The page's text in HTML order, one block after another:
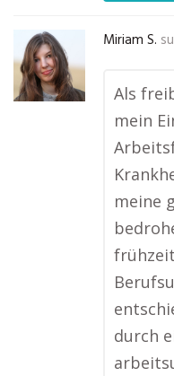
Miriam S.
Als
mein
meine
durch